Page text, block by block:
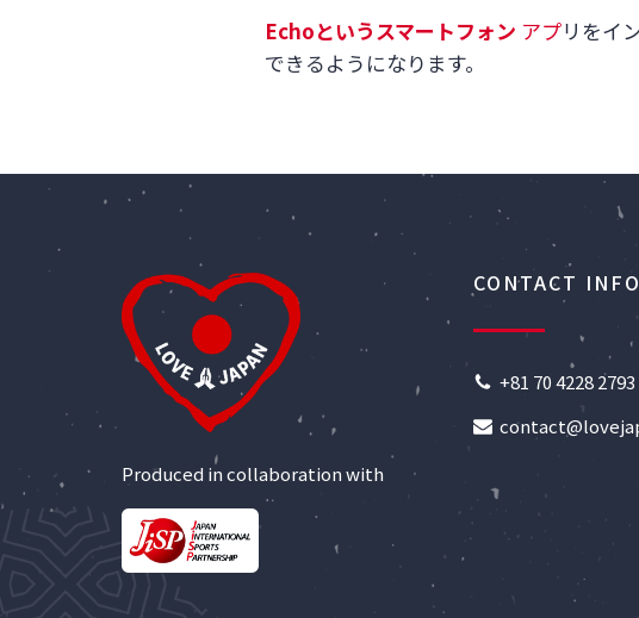
Echoというスマートフォン アプリをイ
できるようになります。
Produced in collaboration with
CONTACT INFO
+81 70 4228 2793